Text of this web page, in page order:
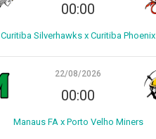
00:00
Curitiba Silverhawks x Curitiba Phoenix
22/08/2026
00:00
Manaus FA x Porto Velho Miners